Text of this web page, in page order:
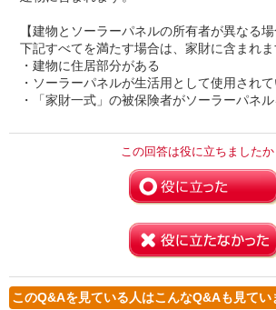
【建物とソーラーパネルの所有者が異なる場
下記すべてを満たす場合は、家財に含まれま
・建物に住居部分がある
・ソーラーパネルが生活用として使用されて
・「家財一式」の被保険者がソーラーパネ
この回答は役に立ちましたか
このQ&Aを見ている人はこんなQ&Aも見てい